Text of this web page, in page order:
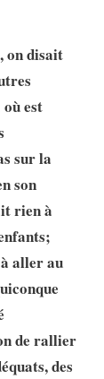
on disait
est
sur la
son
rien à
aller au
de rallier
des